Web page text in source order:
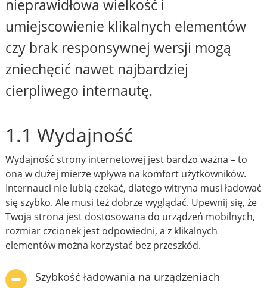
nieprawidłowa wielkość i
umiejscowienie klikalnych elementów
czy brak responsywnej wersji mogą
zniechęcić nawet najbardziej
cierpliwego internautę.
1.1 Wydajność
Wydajność strony internetowej jest bardzo ważna – to
ona w dużej mierze wpływa na komfort użytkowników.
Internauci nie lubią czekać, dlatego witryna musi ładować
się szybko. Ale musi też dobrze wyglądać. Upewnij się, że
Twoja strona jest dostosowana do urządzeń mobilnych,
rozmiar czcionek jest odpowiedni, a z klikalnych
elementów można korzystać bez przeszkód.
Szybkość ładowania na urządzeniach